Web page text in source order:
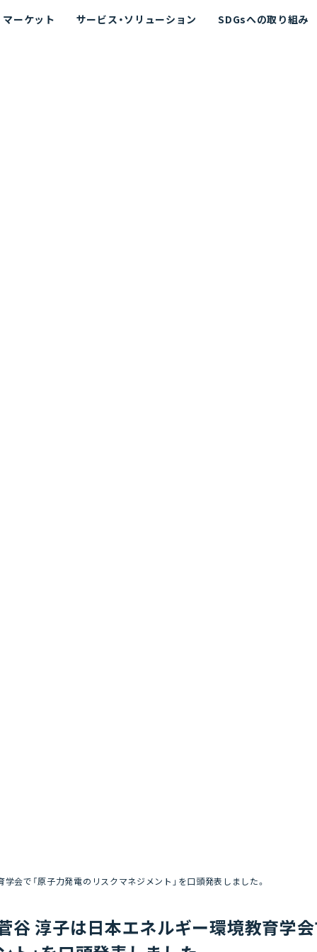
マーケット サービス・ソリューション SDGsへの取り組み
会で「原子力発電のリスクマネジメント」を口頭発表しました。
谷 淳子は日本エネルギー環境教育学